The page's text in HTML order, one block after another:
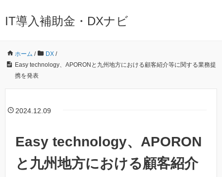
IT導入補助金・DXナビ
ホーム / DX /
Easy technology、APORONと九州地方における顧客紹介等に関する業務提
携を発表
2024.12.09
Easy technology、APORON
と九州地方における顧客紹介